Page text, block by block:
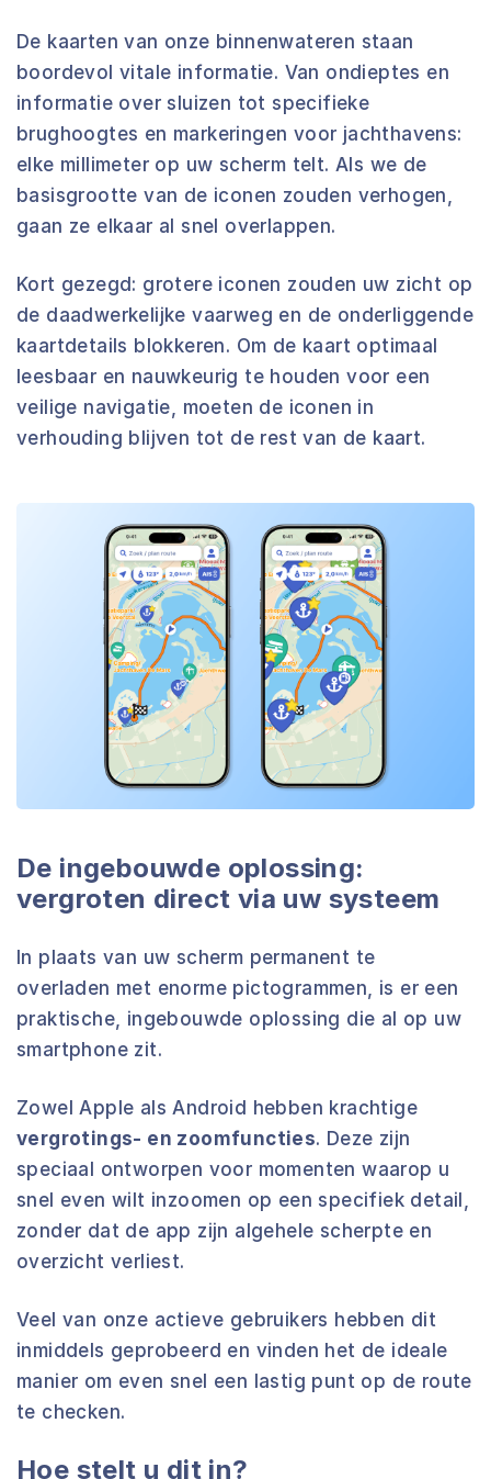
De kaarten van onze binnenwateren staan
boordevol vitale informatie. Van ondieptes en
informatie over sluizen tot specifieke
brughoogtes en markeringen voor jachthavens:
elke millimeter op uw scherm telt. Als we de
basisgrootte van de iconen zouden verhogen,
gaan ze elkaar al snel overlappen.
Kort gezegd: grotere iconen zouden uw zicht op
de daadwerkelijke vaarweg en de onderliggende
kaartdetails blokkeren. Om de kaart optimaal
leesbaar en nauwkeurig te houden voor een
veilige navigatie, moeten de iconen in
verhouding blijven tot de rest van de kaart.
De ingebouwde oplossing:
vergroten direct via uw systeem
In plaats van uw scherm permanent te
overladen met enorme pictogrammen, is er een
praktische, ingebouwde oplossing die al op uw
smartphone zit.
Zowel Apple als Android hebben krachtige
vergrotings- en zoomfuncties. Deze zijn
speciaal ontworpen voor momenten waarop u
snel even wilt inzoomen op een specifiek detail,
zonder dat de app zijn algehele scherpte en
overzicht verliest.
Veel van onze actieve gebruikers hebben dit
inmiddels geprobeerd en vinden het de ideale
manier om even snel een lastig punt op de route
te checken.
Hoe stelt u dit in?